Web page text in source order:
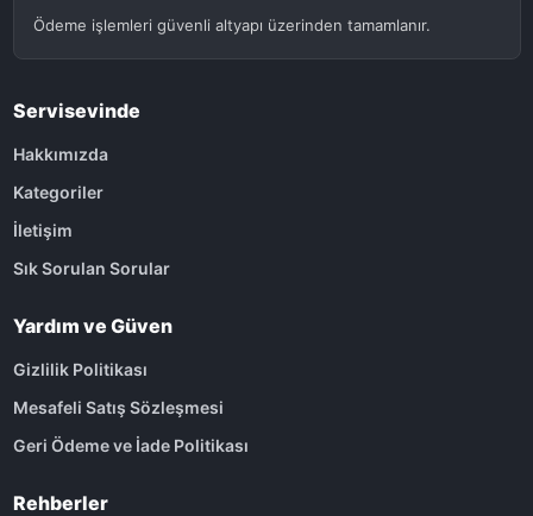
Ödeme işlemleri güvenli altyapı üzerinden tamamlanır.
Servisevinde
Hakkımızda
Kategoriler
İletişim
Sık Sorulan Sorular
Yardım ve Güven
Gizlilik Politikası
Mesafeli Satış Sözleşmesi
Geri Ödeme ve İade Politikası
Rehberler